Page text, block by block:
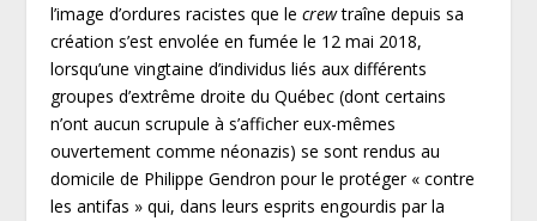
l’image d’ordures racistes que lecrewtraîne depuis sa
création s’est envolée en fumée le 12 mai 2018,
lorsqu’une vingtaine d’individus liés aux différents
groupes d’extrême droite du Québec (dont certains
n’ont aucun scrupule à s’afficher eux-mêmes
ouvertement comme néonazis) se sont rendus au
domicile de Philippe Gendron pour le protéger « contre
les antifas » qui, dans leurs esprits engourdis par la